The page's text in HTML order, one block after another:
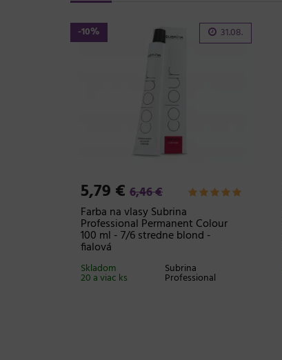
-10% 31.08.
5,79 € 6,46 €
Farba na vlasy Subrina
Professional Permanent Colour
100 ml - 7/6 stredne blond -
fialová
Subrina
Professional
Skladom
20 a viac ks